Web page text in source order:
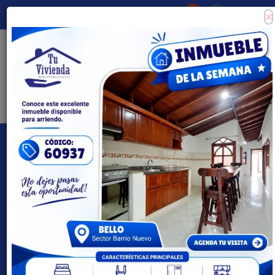
Tipo de inmueble
Todas las ciudades
×